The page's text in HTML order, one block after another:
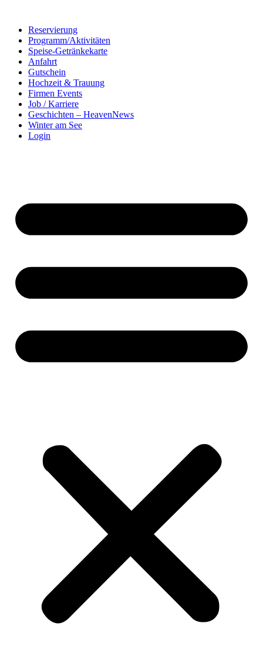
springenReservierung
Programm/Aktivitäten
Speise-Getränkekarte
Anfahrt
Gutschein
Hochzeit & Trauung
Firmen Events
Job / Karriere
Geschichten – HeavenNews
Winter am See
Login